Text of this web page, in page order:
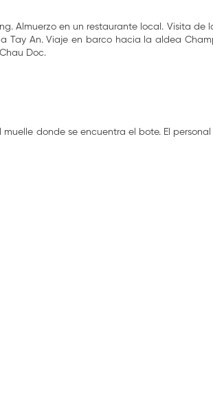
Almuerzo en un restaurante local. Visita de
Tay An. Viaje en barco hacia la aldea
Doc.
donde se encuentra el bote. El